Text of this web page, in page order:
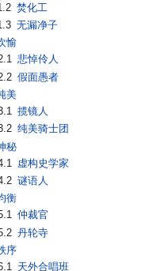
焚化工
无漏净子
愉
悲悼伶人
假面愚者
美
揽镜人
纯美骑士团
秘
虚构史学家
谜语人
衡
仲裁官
丹轮寺
序
天外合唱班